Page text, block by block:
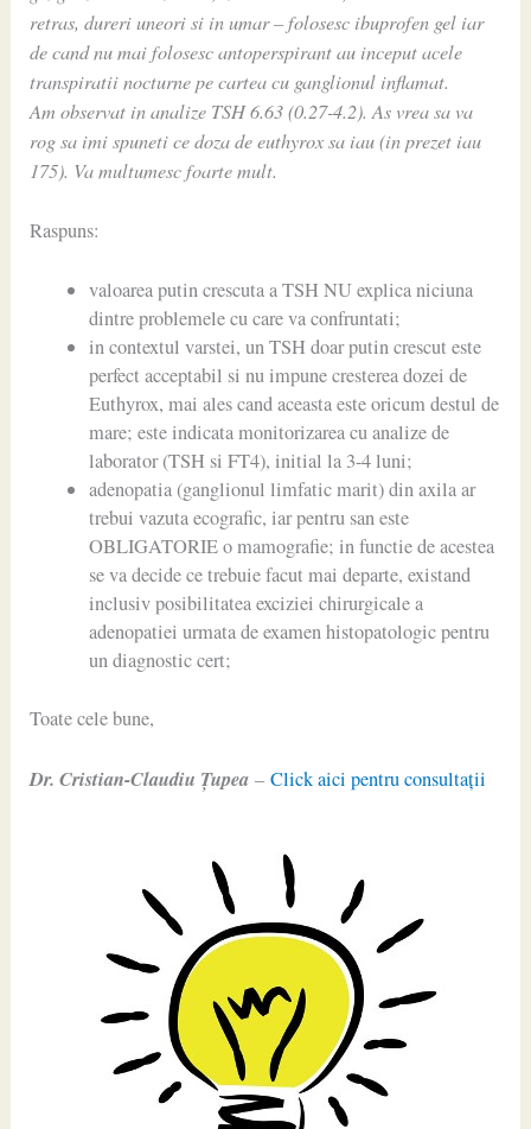
retras, dureri uneori si in umar – folosesc ibuprofen gel iar
de cand nu mai folosesc antoperspirant au inceput acele
transpiratii nocturne pe cartea cu ganglionul inflamat.
Am observat in analize TSH 6.63 (0.27-4.2). As vrea sa va
rog sa imi spuneti ce doza de euthyrox sa iau (in prezet iau
175). Va multumesc foarte mult.
Raspuns:
valoarea putin crescuta a TSH NU explica niciuna
dintre problemele cu care va confruntati;
in contextul varstei, un TSH doar putin crescut este
perfect acceptabil si nu impune cresterea dozei de
Euthyrox, mai ales cand aceasta este oricum destul de
mare; este indicata monitorizarea cu analize de
laborator (TSH si FT4), initial la 3-4 luni;
adenopatia (ganglionul limfatic marit) din axila ar
trebui vazuta ecografic, iar pentru san este
OBLIGATORIE o mamografie; in functie de acestea
se va decide ce trebuie facut mai departe, existand
inclusiv posibilitatea exciziei chirurgicale a
adenopatiei urmata de examen histopatologic pentru
un diagnostic cert;
Toate cele bune,
Dr. Cristian-Claudiu Ţupea –Click aici pentru consultaţii